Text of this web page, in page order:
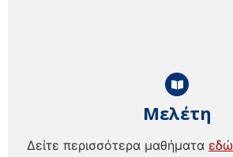
Μελέτη
Δείτε περισσότερα μαθήματα εδώ